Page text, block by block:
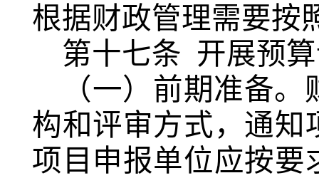
根据财政管理需要按
第十七条 开展预
（一）前期准备
构和评审方式，通知
项目申报单位应按要